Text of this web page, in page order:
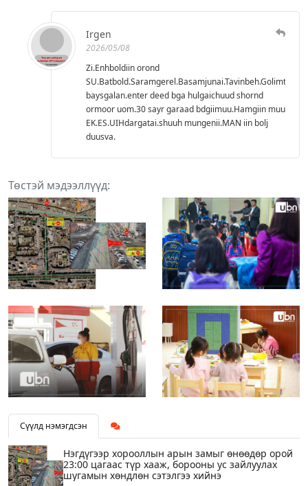
Irgen
2026/05/08
Zi.Enhboldiin orond
SU.Batbold.Saramgerel.Basamjunai.Tavinbeh.Golimtiin
baysgalan.enter deed bga hulgaichuud shornd
ormoor uom.30 sayr garaad bdgiimuu.Hamgiin muu
EK.ES.UIHdargatai.shuuh mungenii.MAN iin bolj
duusva.
Төстэй мэдээллүүд:
Сүүлд нэмэгдсэн
Нэгдүгээр хорооллын арын замыг өнөөдөр орой
23:00 цагаас түр хааж, борооны ус зайлуулах
шугамын хөндлөн сэтэлгээ хийнэ